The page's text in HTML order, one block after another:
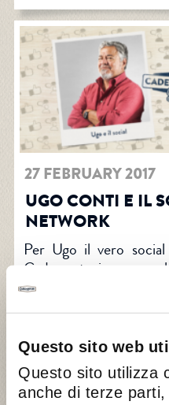
Questo sito web
Questo sito utilizza
anche di terze
27 FEBRUARY 2017
UGO CONTI E IL
NETWORK
Per Ugo il vero
Cademartori, appena
viene subito voglia di